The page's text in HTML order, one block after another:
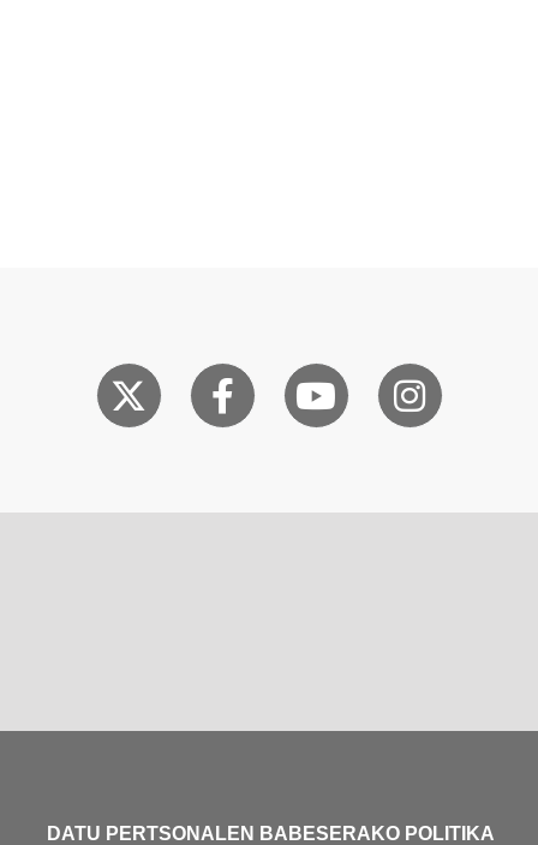
DATU PERTSONALEN BABESERAKO POLITIKA